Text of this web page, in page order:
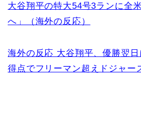
大谷翔平の特大54号3ランに全
へ」（海外の反応）
海外の反応 大谷翔平、優勝翌
得点でフリーマン超えドジャー